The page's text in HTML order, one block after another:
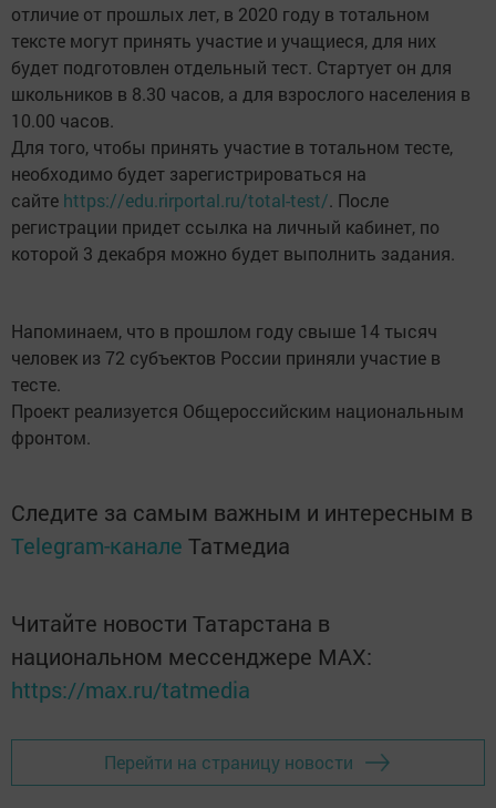
отличие от прошлых лет, в 2020 году в тотальном
тексте могут принять участие и учащиеся, для них
будет подготовлен отдельный тест. Стартует он для
школьников в 8.30 часов, а для взрослого населения в
10.00 часов.
Для того, чтобы принять участие в тотальном тесте,
необходимо будет зарегистрироваться на
сайте https://edu.rirportal.ru/total-test/. После
регистрации придет ссылка на личный кабинет, по
которой 3 декабря можно будет выполнить задания.
Напоминаем, что в прошлом году свыше 14 тысяч
человек из 72 субъектов России приняли участие в
тесте.
Проект реализуется Общероссийским национальным
фронтом.
Следите за самым важным и интересным в
Telegram-канале Татмедиа
Читайте новости Татарстана в
национальном мессенджере MАХ:
https://max.ru/tatmedia
Перейти на страницу новости